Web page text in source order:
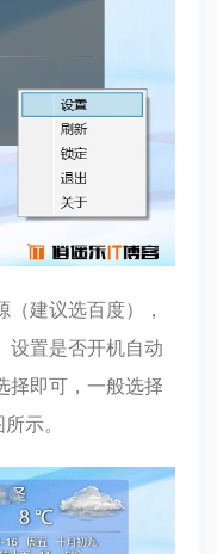
建议选百度），
设置是否开机自动
择即可，一般选择
示。